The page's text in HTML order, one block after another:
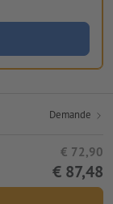
Demande
€ 72,90
€ 87,48